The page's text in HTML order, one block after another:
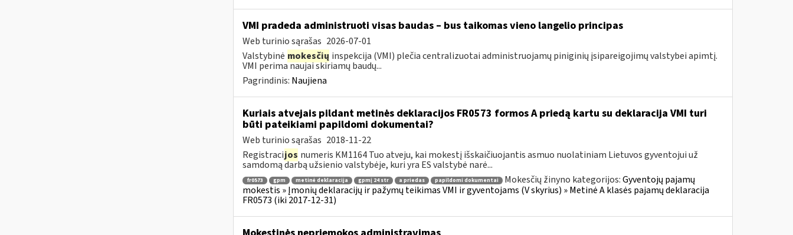
VMI pradeda administruoti visas baudas – bus taikomas vieno langelio principas
Web turinio sąrašas 2026-07-01
Valstybinė mokesčių inspekcija (VMI) plečia centralizuotai administruojamų piniginių įsipareigojimų valstybei apimtį.
VMI perima naujai skiriamų baudų...
Pagrindinis: Naujiena
Kuriais atvejais pildant metinės deklaracijos FR0573 formos A priedą kartu su deklaracija VMI turi
būti pateikiami papildomi dokumentai?
Web turinio sąrašas 2018-11-22
Registracijos numeris KM1164 Tuo atveju, kai mokestį išskaičiuojantis asmuo nuolatiniam Lietuvos gyventojui už
samdomą darbą užsienio valstybėje, kuri yra ES valstybė narė...
fr0573 gpm metinė deklaracija gpmį 24 str a priedas papildomi dokumentai Mokesčių žinyno kategorijos:Gyventojų pajamų
mokestis » Įmonių deklaracijų ir pažymų teikimas VMI ir gyventojams (V skyrius) » Metinė A klasės pajamų deklaracija
FR0573 (iki 2017-12-31)